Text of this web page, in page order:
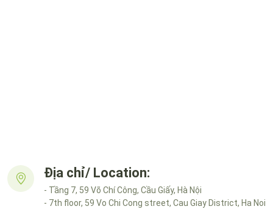
Địa chỉ/ Location:
- Tầng 7, 59 Võ Chí Công, Cầu Giấy, Hà Nội
- 7th floor, 59 Vo Chi Cong street, Cau Giay District, Ha Noi